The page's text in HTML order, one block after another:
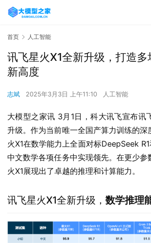
首页 人工智能
讯飞星火X1全新升级，打造多
新高度
志斌 2025年3月3日 上午11:10 人工智能
大模型之家讯 3月1日，科大讯飞宣布讯
升级。作为当前唯一全国产算力训练的深
火X1在数学能力上全面对标DeepSeek
中文数学各项任务中实现领先。在更少参
火X1展现出了卓越的推理和计算能力。
讯飞星火X1全新升级， 数学推理